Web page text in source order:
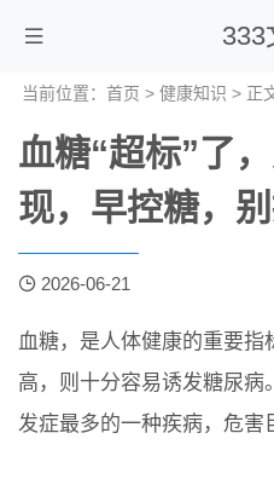
333
当前位置： 首页 > 健康知识 > 正
血糖“超标”了
现，早控糖，
2026-06-21
血糖，是人体健康的重要指
高，则十分容易诱发糖尿病
发症最多的一种疾病，危害